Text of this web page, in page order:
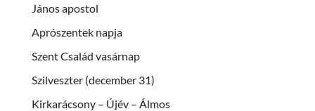
János apostol
Aprószentek napja
Szent Család vasárnap
Szilveszter (december 31)
Kirkarácsony – Újév – Álmos